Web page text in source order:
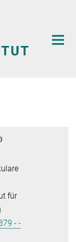
für
- -